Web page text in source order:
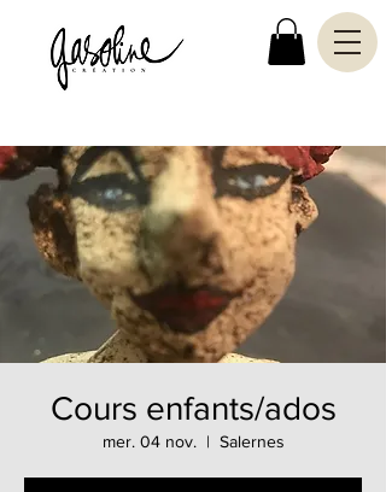
Cours enfants/ados
mer. 04 nov.
  |
Salernes